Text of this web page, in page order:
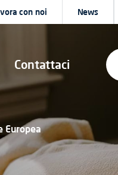
Contattaci
con noi News
Europea